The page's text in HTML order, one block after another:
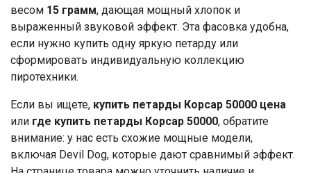
весом 15 грамм, дающая мощный хлопок и
выраженный звуковой эффект. Эта фасовка удобна,
если нужно купить одну яркую петарду или
сформировать индивидуальную коллекцию
пиротехники.
Если вы ищете, купить петарды Корсар 50000 цена
или где купить петарды Корсар 50000, обратите
внимание: у нас есть схожие мощные модели,
включая Devil Dog, которые дают сравнимый эффект.